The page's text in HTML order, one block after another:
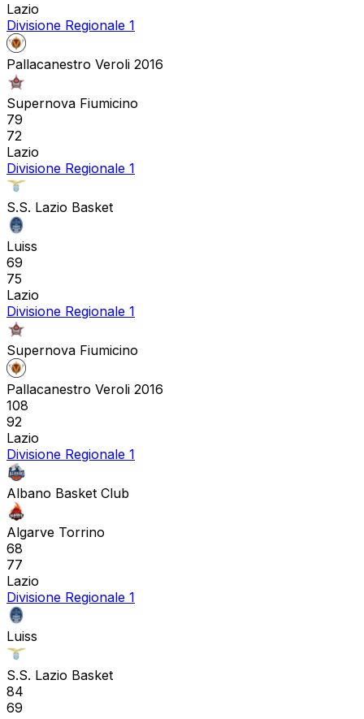
Lazio
Divisione Regionale 1
Pallacanestro Veroli 2016
Supernova Fiumicino
79
72
Lazio
Divisione Regionale 1
S.S. Lazio Basket
Luiss
69
75
Lazio
Divisione Regionale 1
Supernova Fiumicino
Pallacanestro Veroli 2016
108
92
Lazio
Divisione Regionale 1
Albano Basket Club
Algarve Torrino
68
77
Lazio
Divisione Regionale 1
Luiss
S.S. Lazio Basket
84
69